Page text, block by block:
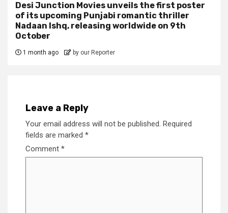
Desi Junction Movies unveils the first poster
of its upcoming Punjabi romantic thriller
Nadaan Ishq, releasing worldwide on 9th
October
1 month ago by our Reporter
Leave a Reply
Your email address will not be published. Required
fields are marked *
Comment *